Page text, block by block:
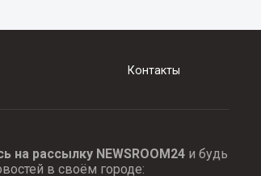
Контакты
на рассылку NEWSROOM24и будь
в своём городе: